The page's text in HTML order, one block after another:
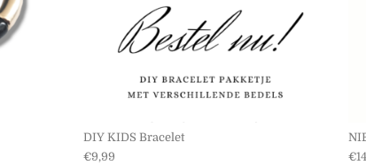
DIY KIDS Bracelet
€9,99
€